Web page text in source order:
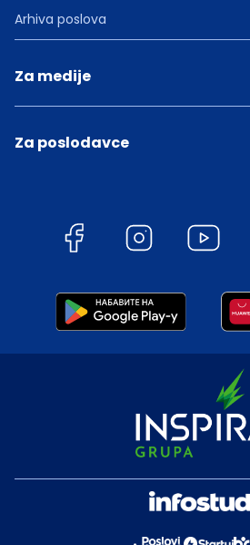
Arhiva poslova
Za medije
Za poslodavce